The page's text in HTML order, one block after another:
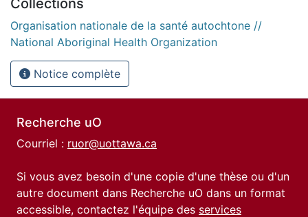
Organisation nationale de la santé autochtone //
National Aboriginal Health Organization
Notice complète
Recherche uO
Courriel : ruor@uottawa.ca
Si vous avez besoin d'une copie d'une thèse ou d'un
autre document dans Recherche uO dans un format
accessible, contactez l'équipe des services